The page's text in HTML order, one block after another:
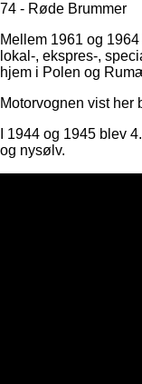
74 - Røde Brummer
Mellem 1961 og
lokal-, ekspres-,
hjem i Polen og
Motorvognen vist her
I 1944 og 1945 blev
og nysølv.